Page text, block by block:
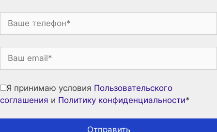
Я принимаю условия Пользовательского
соглашения и Политику конфиденциальности*